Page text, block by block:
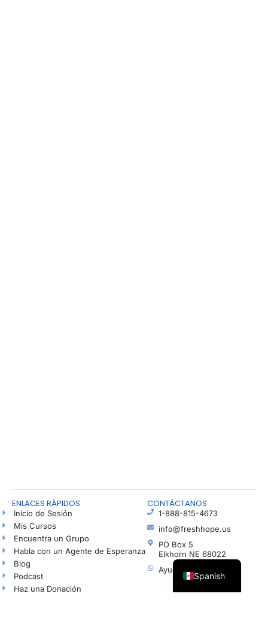
ENLACES RÁPIDOS
Inicio de Sesión
Mis Cursos
Encuentra un Grupo
Habla con un Agente de Esperanza
Blog
Podcast
Haz una Donación
CONTÁCTANOS
1-888-815-4673
info@freshhope.us
PO Box 5
Elkhorn NE 68022
Ayuda en español
Spanish